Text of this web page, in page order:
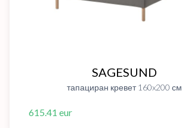
SAGESUND
тапациран кревет 160x200 см
615.41 eur